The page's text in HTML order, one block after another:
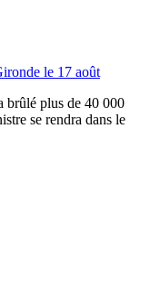
le 17 août
brûlé plus de 40 000
se rendra dans le